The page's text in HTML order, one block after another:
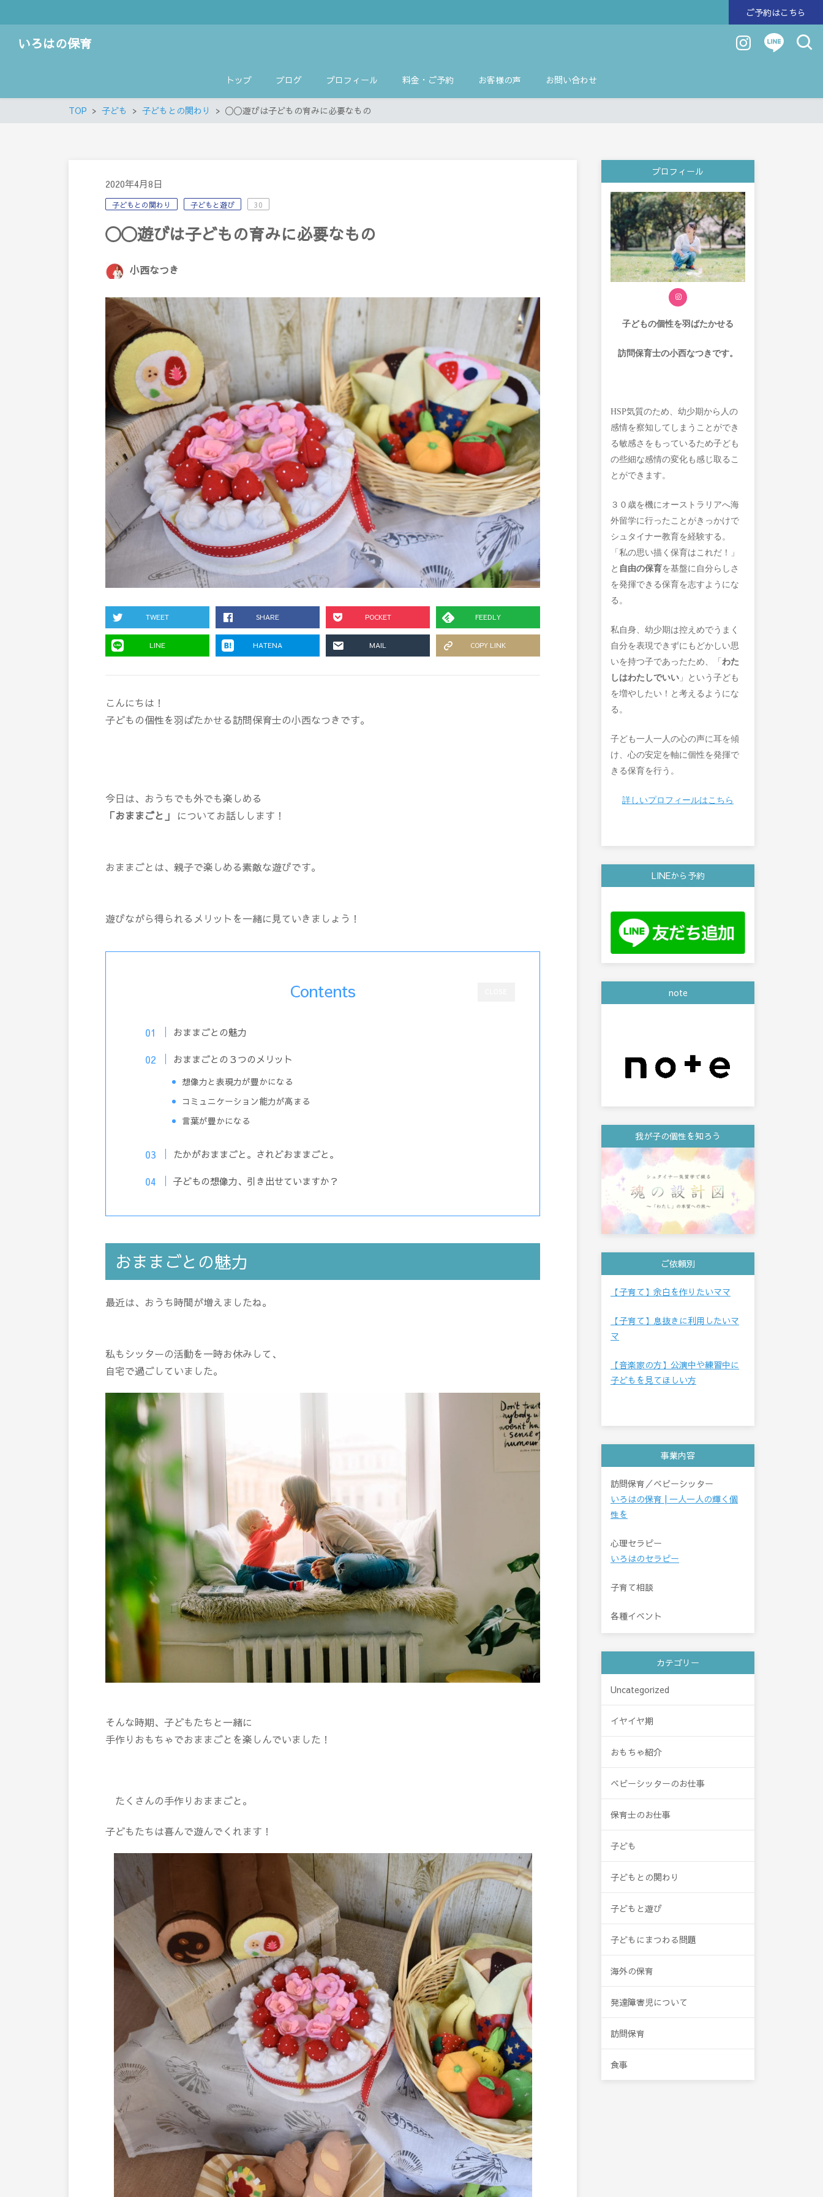
ご予約はこちら
いろはの保育
トップ ブログ プロフィール 料金・ご予約 お客様の声 お問い合わせ
TOP 子ども 子どもとの関わり 〇〇遊びは子どもの育みに必要なもの
2020年4月8日
子どもとの関わり 子どもと遊び 30
〇〇遊びは子どもの育みに必要なもの
小西なつき
TWEET SHARE POCKET FEEDLY
LINE HATENA MAIL COPY LINK
こんにちは！
子どもの個性を羽ばたかせる訪問保育士の小西なつきです。
今日は、おうちでも外でも楽しめる
「おままごと」
についてお話しします！
おままごとは、親子で楽しめる素敵な遊びです。
遊びながら得られるメリットを一緒に見ていきましょう！
Contents
おままごとの魅力
おままごとの３つのメリット
想像力と表現力が豊かになる
コミュニケーション能力が高まる
言葉が豊かになる
たかがおままごと。されどおままごと。
子どもの想像力、引き出せていますか？
おままごとの魅力
最近は、おうち時間が増えましたね。
私もシッターの活動を一時お休みして、
自宅で過ごしていました。
そんな時期、子どもたちと一緒に
手作りおもちゃでおままごとを楽しんでいました！
たくさんの手作りおままごと。
子どもたちは喜んで遊んでくれます！
プロフィール
子どもの個性を羽ばたかせる
訪問保育士の小西なつきです。
HSP気質のため、幼少期から人の
感情を察知してしまうことができ
る敏感さをもっているため子ども
の些細な感情の変化も感じ取るこ
とができます。
３０歳を機にオーストラリアへ海
外留学に行ったことがきっかけで
シュタイナー教育を経験する。
「私の思い描く保育はこれだ！」
と 自由の保育を基盤に自分らしさ
を発揮できる保育を志すようにな
る。
私自身、幼少期は控えめでうまく
自分を表現できずにもどかしい思
いを持つ子であったため、「 わた
しはわたしでいい 」という子ども
を増やしたい！と考えるようにな
る。
子ども一人一人の心の声に耳を傾
け、心の安定を軸に個性を発揮で
きる保育を行う。
詳しいプロフィールはこちら
LINEから予約
note
我が子の個性を知ろう
ご依頼別
【子育て】余白を作りたいママ
【子育て】息抜きに利用したいマ
マ
【音楽家の方】公演中や練習中に
子どもを見てほしい方
事業内容
訪問保育／ベビーシッター
いろはの保育 | 一人一人の輝く個
性を
心理セラピー
いろはのセラピー
子育て相談
各種イベント
カテゴリー
Uncategorized
イヤイヤ期
おもちゃ紹介
ベビーシッターのお仕事
保育士のお仕事
子ども
子どもとの関わり
子どもと遊び
子どもにまつわる問題
海外の保育
発達障害児について
訪問保育
食事